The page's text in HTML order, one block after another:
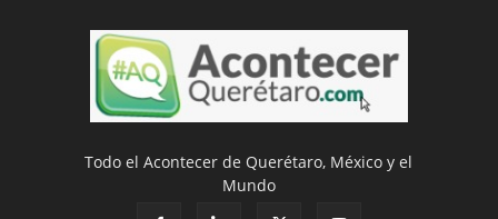
Todo el Acontecer de Querétaro, México y el
Mundo